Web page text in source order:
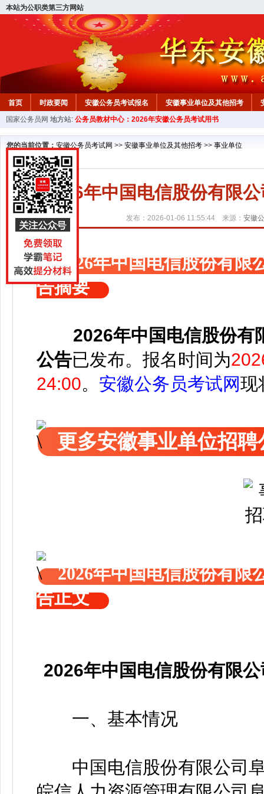
本站为公职类第三方网站
首页 时政要闻 安徽公务员考试报名 安徽事业单位及其他招考
安徽公务员行测试题 在线咨询 教材中心
国家公务员网 地方站: 公务员教材中心：2026年安徽公务员考试用书
您的当前位置： 安徽公务员考试网 >> 安徽事业单位及其他招考 >> 事业单位
2026年中国电信股份有限
发布：2026-01-06 11:55:44 来源： 安徽
2026年中国电信股份有限
告摘要
2026年中国电信股份有
公告已发布。 报名时间为
24:00。 安徽公务员考试网现
更多安徽事业单位招聘
2026年中国电信股份有限
告正文
2026年中国电信股份有限
一、基本情况
中国电信股份有限公司阜